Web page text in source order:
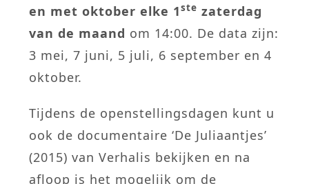
en met oktober elke 1ste zaterdag
van de maand om 14:00. De data zijn:
3 mei, 7 juni, 5 juli, 6 september en 4
oktober.
Tijdens de openstellingsdagen kunt u
ook de documentaire ‘De Juliaantjes’
(2015) van Verhalis bekijken en na
afloop is het mogelijk om de